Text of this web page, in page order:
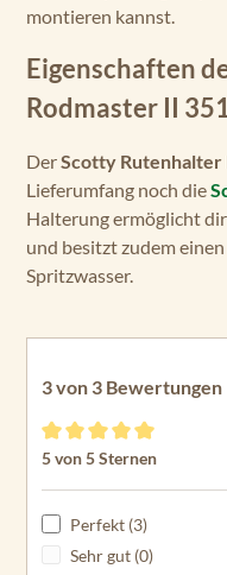
montieren kannst.
Eigenschaften
Rodmaster II
DerScotty Rutenhalter
Lieferumfang noch die
Halterung ermöglicht
und besitzt zudem
Spritzwasser.
3 von 3 Bewertungen
Durchschnittliche
5 von 5 Sternen
Perfekt (3)
Sehr gut (0)